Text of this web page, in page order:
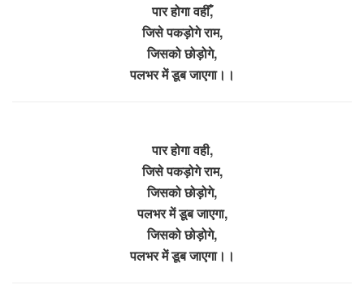
पार होगा वहीँ,
जिसे पकड़ोगे राम,
जिसको छोड़ोगे,
पलभर में डूब जाएगा।।
पार होगा वही,
जिसे पकड़ोगे राम,
जिसको छोड़ोगे,
पलभर में डूब जाएगा,
जिसको छोड़ोगे,
पलभर में डूब जाएगा।।